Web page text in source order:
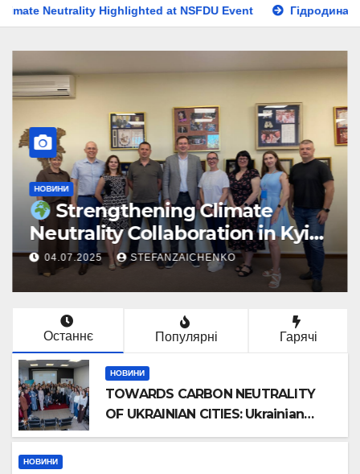
at NSFDU Event Гідродинамічний ударник для
НОВИНИ
Strengthening Climate
Neutrality Collaboration in Kyiv
under the U_CAN Project
04.07.2025 STEFANZAICHENKO
Останнє Популярні Гарячі
НОВИНИ
TOWARDS CARBON NEUTRALITY
OF UKRAINIAN CITIES: Ukrainian
Cities’ Path to Climate Neutrality
НОВИНИ